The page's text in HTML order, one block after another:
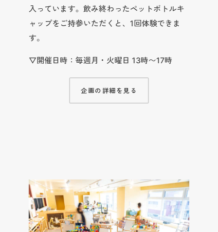
入っています。飲み終わったペットボトルキ
ャップをご持参いただくと、1回体験できま
す。
▽開催日時：毎週月・火曜日 13時〜17時
企画の詳細を見る